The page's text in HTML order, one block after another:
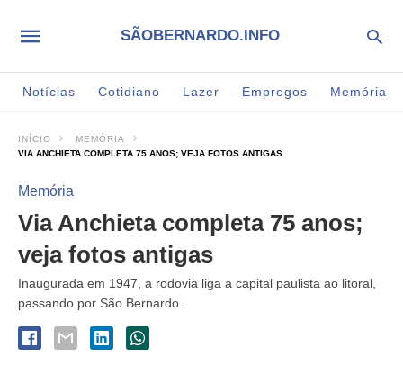
SÃOBERNARDO.INFO
Notícias Cotidiano Lazer Empregos Memória
INÍCIO
MEMÓRIA
VIA ANCHIETA COMPLETA 75 ANOS; VEJA FOTOS ANTIGAS
Memória
Via Anchieta completa 75 anos;
veja fotos antigas
Inaugurada em 1947, a rodovia liga a capital paulista ao litoral,
passando por São Bernardo.